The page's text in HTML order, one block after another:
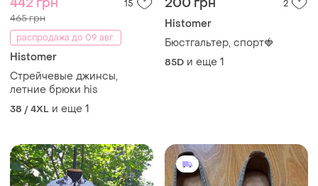
442 грн 15
465 грн
распродажа до 09 авг.
Histomer
Стрейчевые джинсы,
летние брюки his
38 / 4XL и еще 1
200 грн 2
Histomer
Бюстгальтер, спорт🍓
85D и еще 1